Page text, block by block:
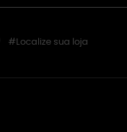
#Localize sua loja